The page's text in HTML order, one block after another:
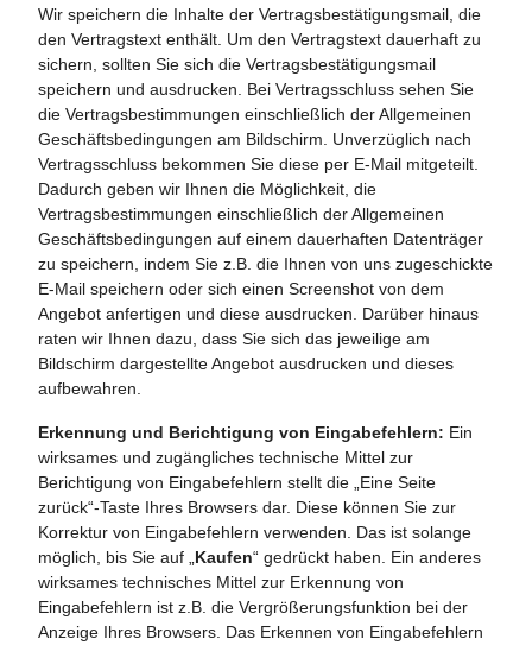
Wir speichern die Inhalte der Vertragsbestätigungsmail, die
den Vertragstext enthält. Um den Vertragstext dauerhaft zu
sichern, sollten Sie sich die Vertragsbestätigungsmail
speichern und ausdrucken. Bei Vertragsschluss sehen Sie
die Vertragsbestimmungen einschließlich der Allgemeinen
Geschäftsbedingungen am Bildschirm. Unverzüglich nach
Vertragsschluss bekommen Sie diese per E-Mail mitgeteilt.
Dadurch geben wir Ihnen die Möglichkeit, die
Vertragsbestimmungen einschließlich der Allgemeinen
Geschäftsbedingungen auf einem dauerhaften Datenträger
zu speichern, indem Sie z.B. die Ihnen von uns zugeschickte
E-Mail speichern oder sich einen Screenshot von dem
Angebot anfertigen und diese ausdrucken. Darüber hinaus
raten wir Ihnen dazu, dass Sie sich das jeweilige am
Bildschirm dargestellte Angebot ausdrucken und dieses
aufbewahren.
Erkennung und Berichtigung von Eingabefehlern: Ein
wirksames und zugängliches technische Mittel zur
Berichtigung von Eingabefehlern stellt die „Eine Seite
zurück“-Taste Ihres Browsers dar. Diese können Sie zur
Korrektur von Eingabefehlern verwenden. Das ist solange
möglich, bis Sie auf „ Kaufen“ gedrückt haben. Ein anderes
wirksames technisches Mittel zur Erkennung von
Eingabefehlern ist z.B. die Vergrößerungsfunktion bei der
Anzeige Ihres Browsers. Das Erkennen von Eingabefehlern